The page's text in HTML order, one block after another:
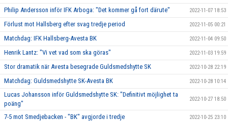
Philip Andersson inför IFK Arboga: "Det kommer gå fort därute" 2022-11-07 18:53
Förlust mot Hallsberg efter svag tredje period 2022-11-05 00:21
Matchdag: IFK Hallsberg-Avesta BK 2022-11-04 09:50
Henrik Lantz: "Vi vet vad som ska göras" 2022-11-03 19:59
Stor dramatik när Avesta besegrade Guldsmedshytte SK 2022-10-28 22:19
Matchdag: Guldsmedshytte SK-Avesta BK 2022-10-28 10:14
Lucas Johansson inför Guldsmedshytte SK: "Definitivt möjlighet ta
poäng"
2022-10-27 18:50
7-5 mot Smedjebacken - "BK" avgjorde i tredje 2022-10-25 23:10